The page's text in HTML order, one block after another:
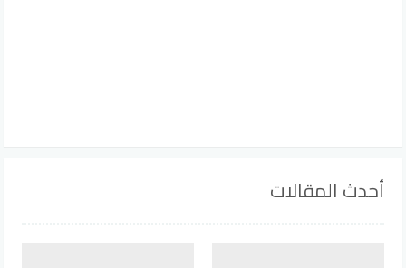
أحدث المقالات